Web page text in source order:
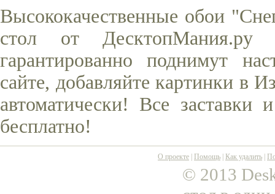
Высококачественные обои
стол от
гарантированно поднимут
сайте, добавляйте картинки в
автоматически! Все
бесплатно!
О проекте Помощь Как удалить
© 2013